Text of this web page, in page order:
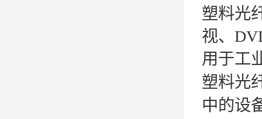
塑料光
视、
用于工
塑料光
中的设